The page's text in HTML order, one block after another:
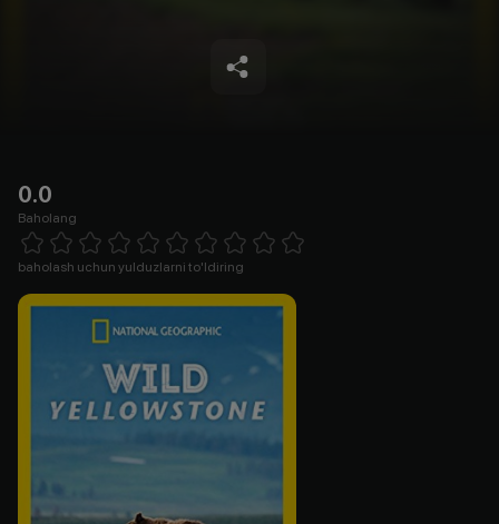
0.0
Baholang
1 Star 2 Stars 3 Stars 4 Stars5 Stars 6 Stars7 Stars8 Stars
baholash uchun yulduzlarni to'ldiring